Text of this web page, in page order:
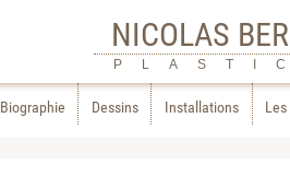
NICOLAS
Biographie Dessins Installations